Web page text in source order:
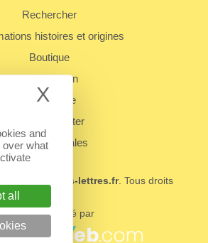
Rechercher
histoires et origines
Boutique
Présentation
Plan du site
Nous contacter
Mentions légales
lettres.fr. Tous droits
Un service édité par
and
what
all
X Hide cookie